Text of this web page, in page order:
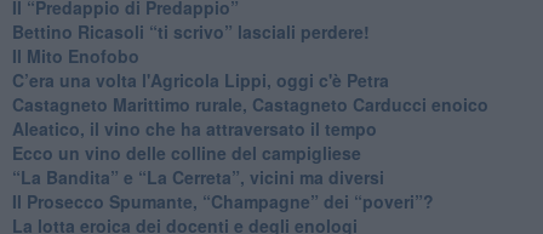
Il “Predappio di Predappio”
Bettino Ricasoli “ti scrivo” lasciali perdere!
Il Mito Enofobo
​C’era una volta l'Agricola Lippi, oggi c'è Petra
​Castagneto Marittimo rurale, Castagneto Carducci enoico
Aleatico, il vino che ha attraversato il tempo
Ecco un vino delle colline del campigliese
“La Bandita” e “La Cerreta”, vicini ma diversi
​Il Prosecco Spumante, “Champagne” dei “poveri”?
​La lotta eroica dei docenti e degli enologi